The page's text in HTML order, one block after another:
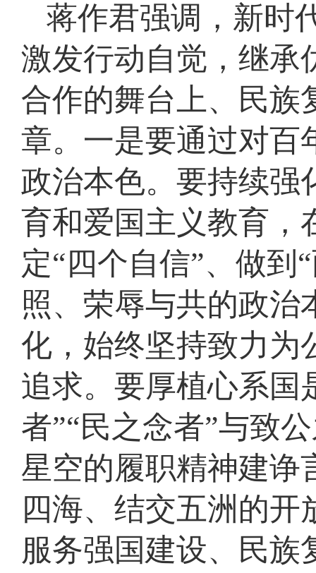
蒋作君强调，新时
激发行动自觉，继承
合作的舞台上、民族
章。一是要通过对百
政治本色。要持续强
育和爱国主义教育，
定“四个自信”、做到
照、荣辱与共的政治
化，始终坚持致力为
追求。要厚植心系国
者”“民之念者”与致
星空的履职精神建诤
四海、结交五洲的
服务强国建设、民族